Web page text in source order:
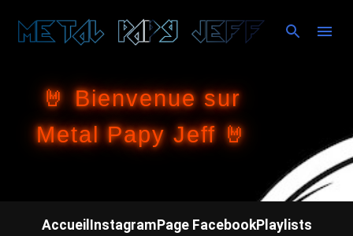
Accéder au contenu principal
🤘 Bienvenue sur
Metal Papy Jeff 🤘
Accueil InstagramPage FacebookPlaylists